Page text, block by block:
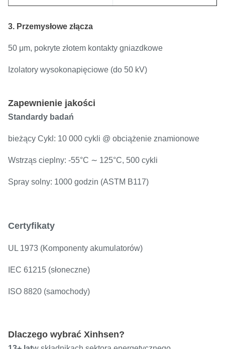
3. Przemysłowe złącza
50 μm, pokryte złotem kontakty gniazdkowe
Izolatory wysokonapięciowe (do 50 kV)
Zapewnienie jakości
Standardy badań
bieżący Cykl: 10 000 cykli @ obciążenie znamionowe
Wstrząs cieplny: -55°C ∼ 125°C, 500 cykli
Spray solny: 1000 godzin (ASTM B117)
Certyfikaty
UL 1973 (Komponenty akumulatorów)
IEC 61215 (słoneczne)
ISO 8820 (samochody)
Dlaczego wybrać Xinhsen?